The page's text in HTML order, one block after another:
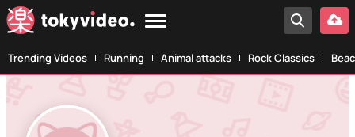
Trending Videos Running Animal attacks Rock Classics